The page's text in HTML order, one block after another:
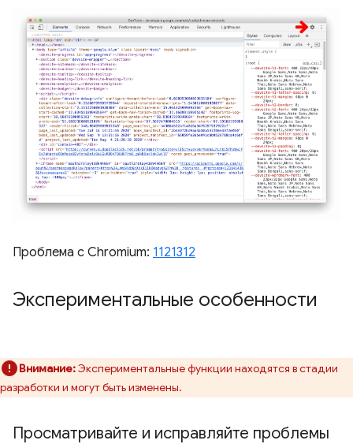
Проблема с Chromium: 1121312
Экспериментальные особенности
Внимание:Экспериментальные функции находятся в стадии
разработки и могут быть изменены.
Просматривайте и исправляйте проблемы